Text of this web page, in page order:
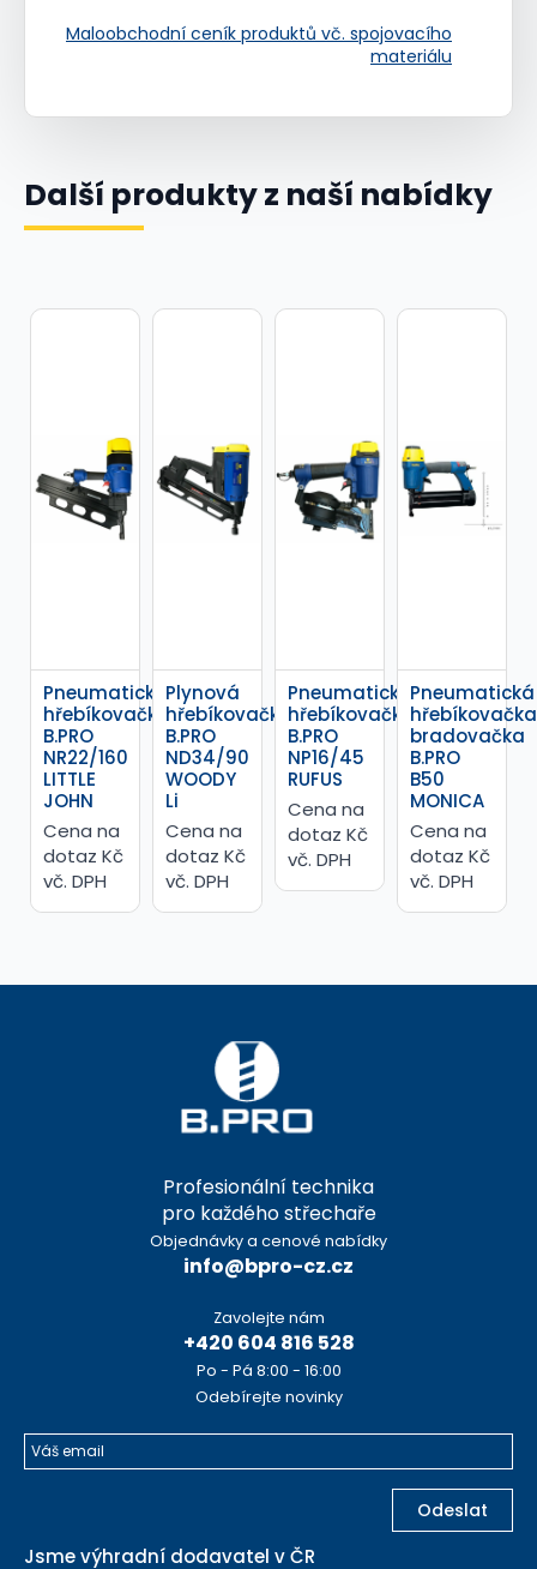
Maloobchodní ceník produktů vč. spojovacího
materiálu
Další produkty z naší nabídky
Pneumatická
hřebíkovačka
B.PRO
NR22/160
LITTLE
JOHN
Cena na
dotaz Kč
vč. DPH
Plynová
hřebíkovačka
B.PRO
ND34/90
WOODY
Li
Cena na
dotaz Kč
vč. DPH
Pneumatická
hřebíkovačka
B.PRO
NP16/45
RUFUS
Cena na
dotaz Kč
vč. DPH
Pneumatická
bradovačka
B.PRO
B50
MONICA
Cena na
dotaz Kč
vč. DPH
Profesionální technika
pro každého střechaře
Objednávky a cenové nabídky
info@bpro-cz.cz
Zavolejte nám
+420 604 816 528
Po - Pá 8:00 - 16:00
Odebírejte novinky
Odeslat
Jsme výhradní dodavatel v ČR